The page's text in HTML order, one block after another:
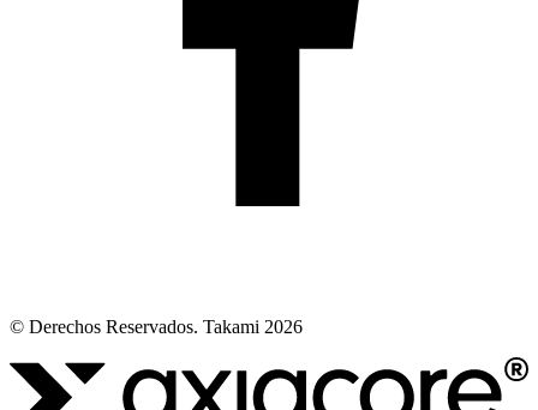
© Derechos Reservados. Takami 2026